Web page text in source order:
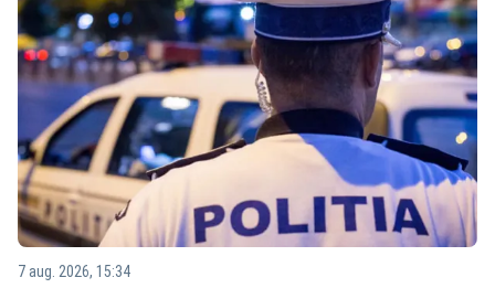
7 aug. 2026, 15:34